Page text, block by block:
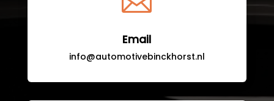
Email
info@automotivebinckhorst.nl